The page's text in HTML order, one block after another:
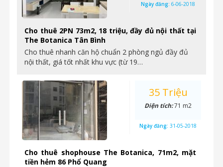
Cho thuê 2PN 73m2, 18 triệu, đầy đủ nội thất tại
The Botanica Tân Bình
Cho thuê nhanh căn hộ chuẩn 2 phòng ngủ đầy đủ
nội thất, giá tốt nhất khu vực (từ 19…
Ngày đăng: 6-06-2018
Cho thuê shophouse The Botanica, 71m2, mặt
tiền hẻm 86 Phổ Quang
35 Triệu
Diện tích:71 m2
Ngày đăng: 31-05-2018